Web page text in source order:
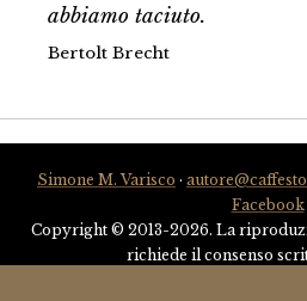
abbiamo taciuto.
Bertolt Brecht
Simone M. Varisco ·
Facebook
Copyright © 2013-2026. La
richiede il consenso